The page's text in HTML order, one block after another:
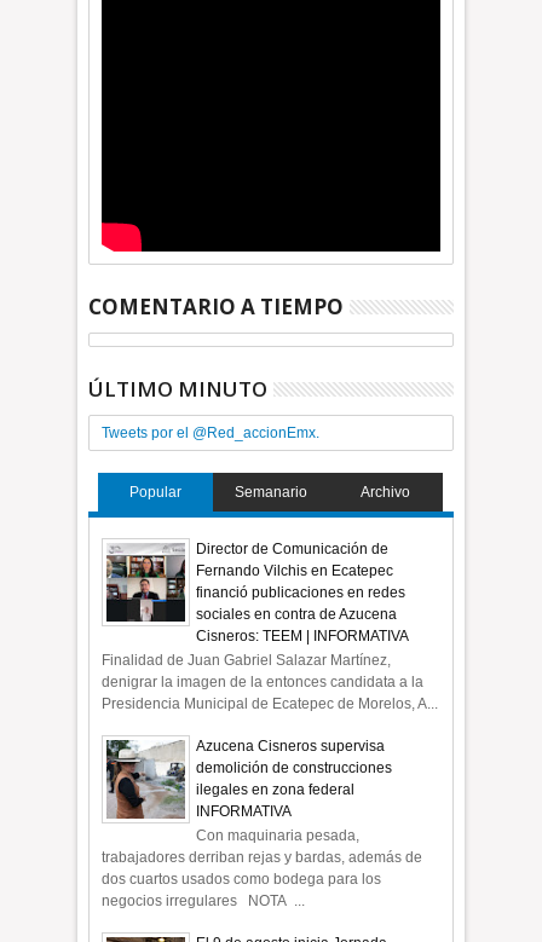
COMENTARIO A TIEMPO
ÚLTIMO MINUTO
Tweets por el @Red_accionEmx.
Popular Semanario Archivo
Director de Comunicación de
Fernando Vilchis en Ecatepec
financió publicaciones en redes
sociales en contra de Azucena
Cisneros: TEEM | INFORMATIVA
Finalidad de Juan Gabriel Salazar Martínez,
denigrar la imagen de la entonces candidata a la
Presidencia Municipal de Ecatepec de Morelos, A...
Azucena Cisneros supervisa
demolición de construcciones
ilegales en zona federal
INFORMATIVA
Con maquinaria pesada,
trabajadores derriban rejas y bardas, además de
dos cuartos usados como bodega para los
negocios irregulares NOTA ...